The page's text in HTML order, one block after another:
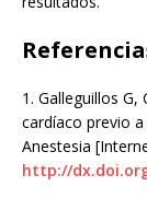
1. Galleguillos G,
cardíaco previo
Anestesia
http://